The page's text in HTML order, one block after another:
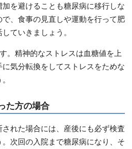
を避けることも糖尿病に移行しな
、食事の見直しや運動を行って肥
ていきましょう。
。精神的なストレスは血糖値を上
気分転換をしてストレスをためな
た方の場合
れた場合には、産後にも必ず検査
次回の入院まで糖尿病になり、そ